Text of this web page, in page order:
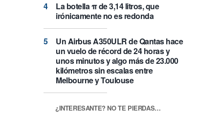
La botella π de 3,14 litros, que
irónicamente no es redonda
Un Airbus A350ULR de Qantas hace
un vuelo de récord de 24 horas y
unos minutos y algo más de 23.000
kilómetros sin escalas entre
Melbourne y Toulouse
¿INTERESANTE? NO TE PIERDAS…